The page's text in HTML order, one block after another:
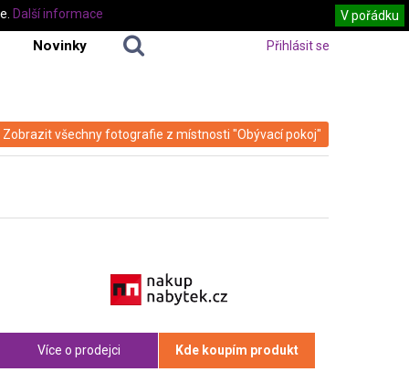
Novinky Přihlásit se
Zobrazit všechny fotografie z místnosti "Obývací pokoj"
Více o prodejci Kde koupím produkt
V pořádku
Další informace